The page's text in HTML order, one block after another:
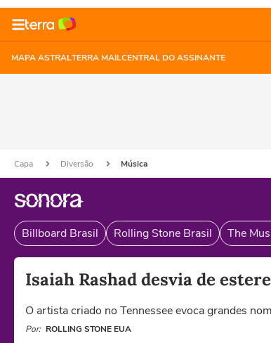
MAPA ASTRALTERRA MAILCENTRAL DO ASSINANTE
Capa Diversão Música
Billboard Brasil Rolling Stone Brasil The
Isaiah Rashad desvia de
O artista criado no Tennessee evoca grandes
Por: ROLLING STONE EUA